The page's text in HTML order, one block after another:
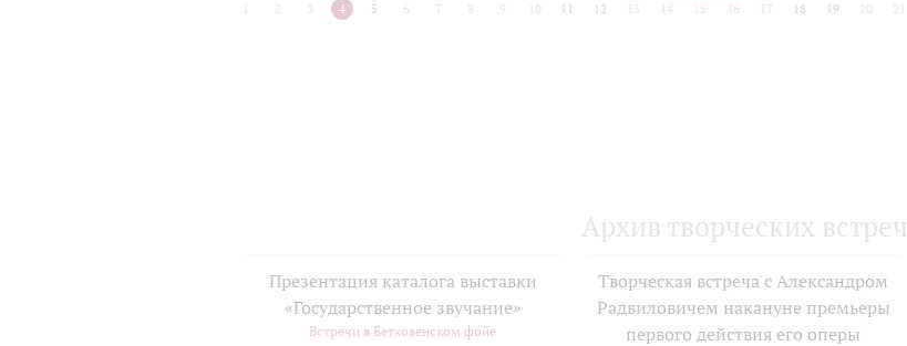
2 3 4 5 6 7 8 9 10 11 12 13 14 15 16 17 18 19 20 21
Архив творческих встреч
Презентация каталога выставки
«Государственное звучание»
Встречи в Бетховенском фойе
Творческая встреча с Александром
Радвиловичем накануне премьеры
первого действия его оперы